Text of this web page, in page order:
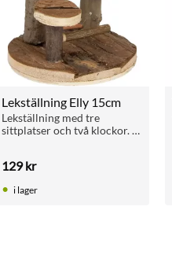
Lekställning Elly 15cm
Lekställning med tre
sittplatser och två klockor.
129kr
i lager